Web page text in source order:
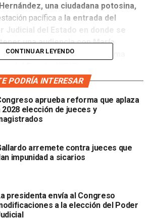
una ciudadana potosina,
pacífica a la entrada del
Judicial del Estado en donde se
una audiencia con María
presidenta del Suprema
desde hace ocho meses ha
a la magistrada presidenta sin recibir
ue hizo un llamado al de auxilio al
Ricardo Gallardo Cardona y al
André Manuel López
el despojo de viviendas que están
y mexicanos por parte de
CONTINUAR LEYENDO
PODRÍA INTERESAR
aprueba reforma que aplaza
2028 elección de jueces y
arremete contra jueces que
impunidad a sicarios
presidenta envía al Congreso
a la elección del Poder